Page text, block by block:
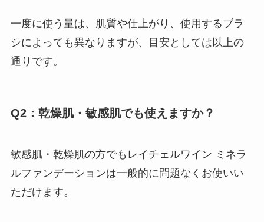
一度に使う量は、肌質や仕上がり、使用するブラ
シによっても異なりますが、目安としては以上の
通りです。
Q2：乾燥肌・敏感肌でも使えますか？
敏感肌・乾燥肌の方でもレイチェルワイン ミネラ
ルファンデーションは一般的に問題なくお使いい
ただけます。